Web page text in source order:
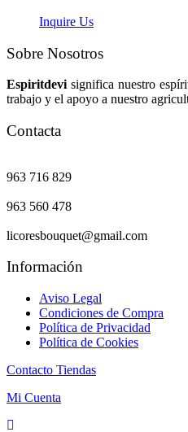
Inquire Us
Sobre Nosotros
Espiritdevi significa nuestro
trabajo y el apoyo a nuestro
Contacta
963 716 829
963 560 478
licoresbouquet@gmail.com
Información
Aviso Legal
Condiciones de Compra
Política de Privacidad
Política de Cookies
Contacto Tiendas
Mi Cuenta